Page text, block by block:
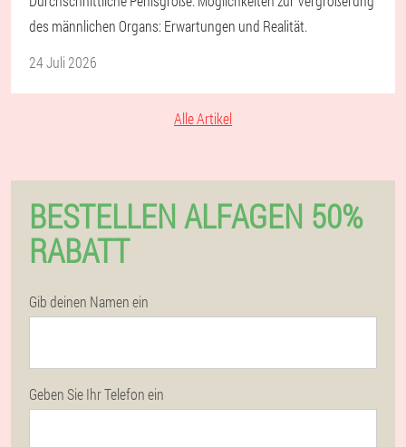
des männlichen Organs: Erwartungen und Realität.
24 Juli 2026
Alle Artikel
BESTELLEN ALFAGEN 50%
RABATT
Gib deinen Namen ein
Geben Sie Ihr Telefon ein